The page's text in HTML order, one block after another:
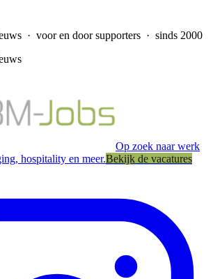
· voor en door supporters · sinds 2000
Op zoek naar werk
hospitality en meer.Bekijk de vacatures